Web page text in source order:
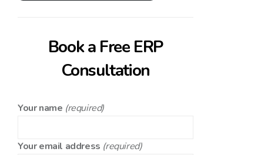
Book a Free ERP
Consultation
Your name (required)
Your email address (required)